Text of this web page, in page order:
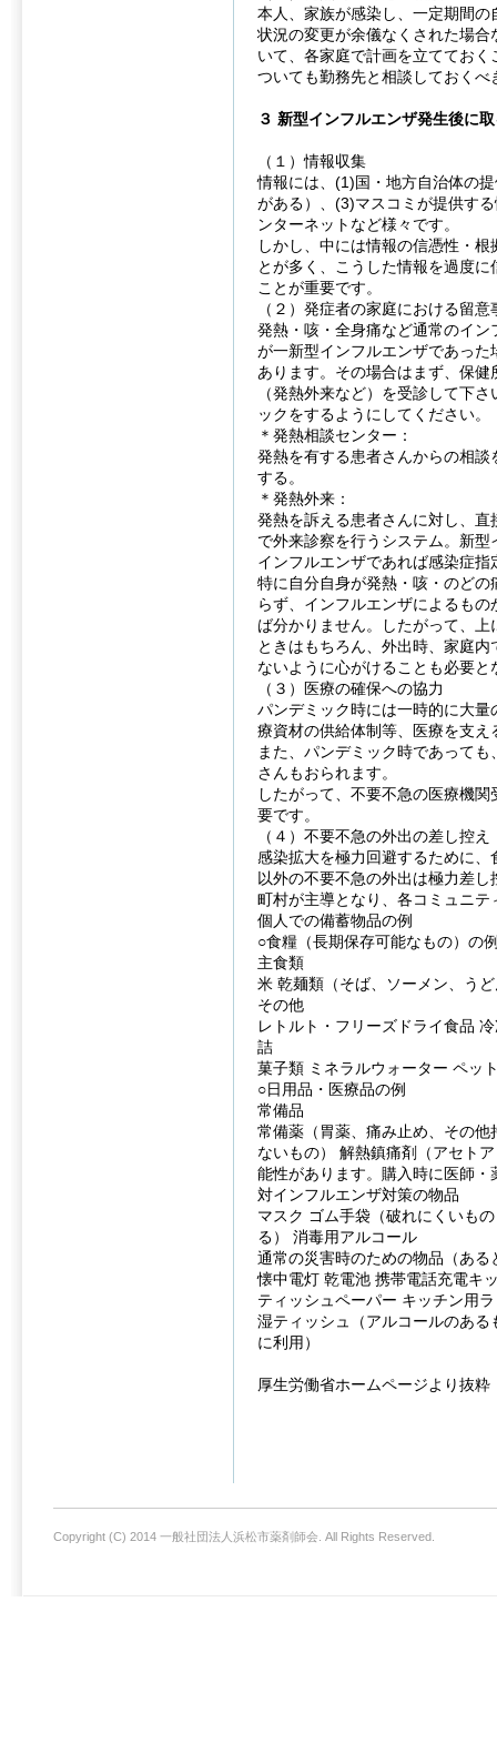
本人、家族が感染し、一定期間
状況の変更が余儀なくされた場
いて、各家庭で計画を立ててお
ついても勤務先と相談しておくべ
３ 新型インフルエンザ発生後に
（１）情報収集
情報には、(1)国・地方自治体の
がある）、(3)マスコミが提供す
ンターネットなど様々です。
しかし、中には情報の信憑性・
とが多く、こうした情報を過度
ことが重要です。
（２）発症者の家庭における留意
発熱・咳・全身痛など通常のイ
が一新型インフルエンザであっ
あります。その場合はまず、保
（発熱外来など）を受診して下
ックをするようにしてください。
＊発熱相談センター：
発熱を有する患者さんからの相
する。
＊発熱外来：
発熱を訴える患者さんに対し、
で外来診察を行うシステム。新
インフルエンザであれば感染症
特に自分自身が発熱・咳・のど
らず、インフルエンザによるも
ば分かりません。したがって、
ときはもちろん、外出時、家庭
ないように心がけることも必要と
（３）医療の確保への協力
パンデミック時には一時的に大
療資材の供給体制等、医療を支
また、パンデミック時であって
さんもおられます。
したがって、不要不急の医療機
要です。
（４）不要不急の外出の差し控え
感染拡大を極力回避するために
以外の不要不急の外出は極力差
町村が主導となり、各コミュニ
個人での備蓄物品の例
○食糧（長期保存可能なもの）の
主食類
米 乾麺類（そば、ソーメン、う
その他
レトルト・フリーズドライ食品
詰
菓子類 ミネラルウォーター ペッ
○日用品・医療品の例
常備品
常備薬（胃薬、痛み止め、その
ないもの） 解熱鎮痛剤（アセト
能性があります。購入時に医師
対インフルエンザ対策の物品
マスク ゴム手袋（破れにくいも
る） 消毒用アルコール
通常の災害時のための物品（ある
懐中電灯 乾電池 携帯電話充電キ
ティッシュペーパー キッチン用
湿ティッシュ（アルコールのあ
に利用）
厚生労働省ホームページより抜粋
Copyright (C) 2014 一般社団法人浜松市薬剤師会. All Rights Reserved.